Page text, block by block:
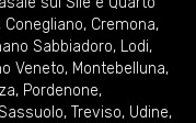
, Conegliano, Cremona,
Sabbiadoro, Lodi,
Veneto, Montebelluna,
, Pordenone,
, Treviso, Udine,